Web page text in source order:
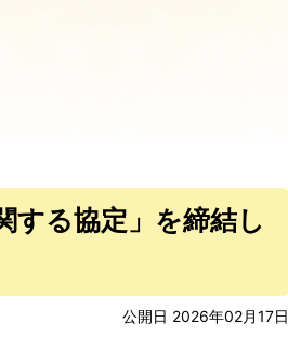
する協定」を締結し
公開日 2026年02月17日